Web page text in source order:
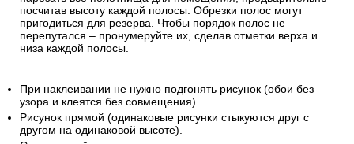
посчитав высоту каждой полосы. Обрезки полос могут
пригодиться для резерва. Чтобы порядок полос не
перепутался – пронумеруйте их, сделав отметки верха и
низа каждой полосы.
При наклеивании не нужно подгонять рисунок (обои без
узора и клеятся без совмещения).
Рисунок прямой (одинаковые рисунки стыкуются друг с
другом на одинаковой высоте).